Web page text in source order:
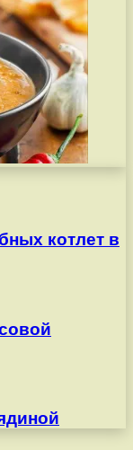
котлет в